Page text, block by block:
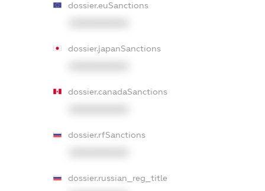
dossier.euSanctions
dossier.japanSanctions
dossier.canadaSanctions
dossier.rfSanctions
dossier.russian_reg_title